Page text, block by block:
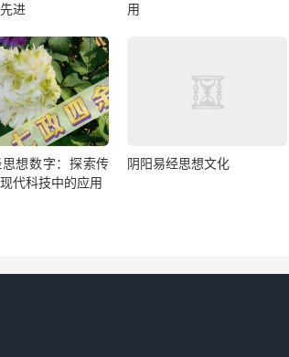
进
用
想数字：探索传
代科技中的应用
阴阳易经思想文化